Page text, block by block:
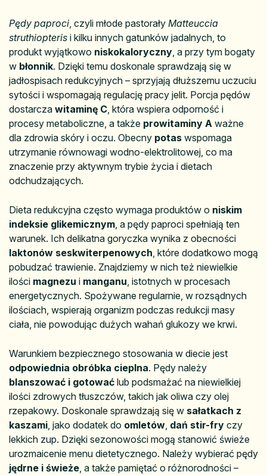
Pędy paproci , czyli młode pastorały Matteuccia
struthiopteris i kilku innych gatunków jadalnych, to
produkt wyjątkowo niskokaloryczny , a przy tym bogaty
w błonnik. Dzięki temu doskonale sprawdzają się w
jadłospisach redukcyjnych – sprzyjają dłuższemu uczuciu
sytości i wspomagają regulację pracy jelit. Porcja pędów
dostarcza witaminę C , która wspiera odporność i
procesy metaboliczne, a także prowitaminy A ważne
dla zdrowia skóry i oczu. Obecny potas wspomaga
utrzymanie równowagi wodno-elektrolitowej, co ma
znaczenie przy aktywnym trybie życia i dietach
odchudzających.
Dieta redukcyjna często wymaga produktów o niskim
indeksie glikemicznym , a pędy paproci spełniają ten
warunek. Ich delikatna goryczka wynika z obecności
laktonów seskwiterpenowych , które dodatkowo mogą
pobudzać trawienie. Znajdziemy w nich też niewielkie
ilości magnezu i manganu , istotnych w procesach
energetycznych. Spożywane regularnie, w rozsądnych
ilościach, wspierają organizm podczas redukcji masy
ciała, nie powodując dużych wahań glukozy we krwi.
Warunkiem bezpiecznego stosowania w diecie jest
odpowiednia obróbka cieplna. Pędy należy
blanszować i gotować lub podsmażać na niewielkiej
ilości zdrowych tłuszczów, takich jak oliwa czy olej
rzepakowy. Doskonale sprawdzają się w sałatkach z
kaszami , jako dodatek do omletów dań stir-fry czy
lekkich zup. Dzięki sezonowości mogą stanowić świeże
urozmaicenie menu dietetycznego. Należy wybierać pędy
jędrne i świeże , a także pamiętać o różnorodności –